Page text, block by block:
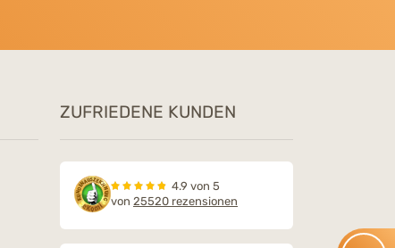
ZUFRIEDENE KUNDEN
4.9 von 5
von 25520 rezensionen